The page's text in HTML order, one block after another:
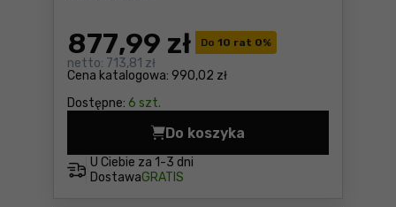
Do 10 rat 0%
Cena katalogowa: 990,02 zł
877,99 zł
netto: 713,81 zł
Dostępne: 6 szt.
U Ciebie za 1-3 dni
DostawaGRATIS
Do koszyka